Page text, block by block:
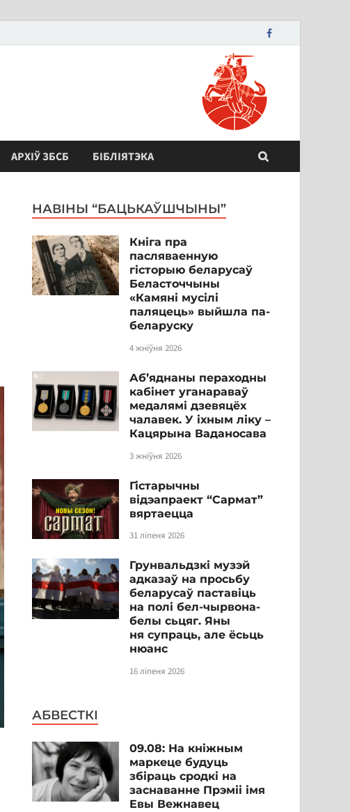
АРХІЎ ЗБСБ БІБЛІЯТЭКА
НАВІНЫ “БАЦЬКАЎШЧЫНЫ”
Кніга пра
пасляваенную
гісторыю беларусаў
Беласточчыны
«Камяні мусілі
паляцець» выйшла па-
беларуску
4 жніўня 2026
Аб’яднаны пераходны
кабінет уганараваў
медалямі дзевяцёх
чалавек. У іхным ліку –
Кацярына Ваданосава
3 жніўня 2026
Гістарычны
відэапраект “Сармат”
вяртаецца
31 ліпеня 2026
Грунвальдзкі музэй
адказаў на просьбу
беларусаў паставіць
на полі бел-чырвона-
белы сьцяг. Яны
ня супраць, але ёсьць
нюанс
16 ліпеня 2026
АБВЕСТКІ
09.08: На кніжным
маркеце будуць
збіраць сродкі на
заснаванне Прэміі імя
Евы Вежнавец